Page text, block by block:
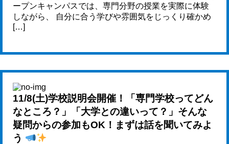
ープンキャンパスでは、専門分野の授業を実際に体験
しながら、 自分に合う学びや雰囲気をじっくり確かめ
[…]
11/8(土)学校説明会開催！「専門学校ってどん
なところ？」「大学との違いって？」そんな
疑問からの参加もOK！まずは話を聞いてみよ
う